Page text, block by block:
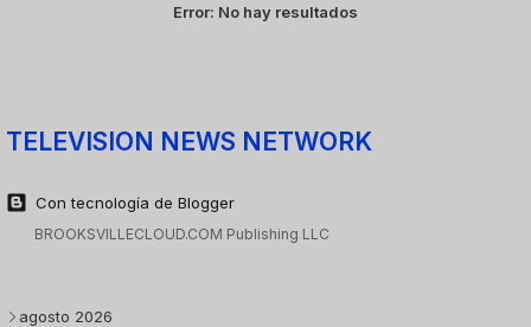
Error: No hay resultados
TELEVISION NEWS NETWORK
Con tecnología de Blogger
BROOKSVILLECLOUD.COM Publishing LLC
agosto 2026